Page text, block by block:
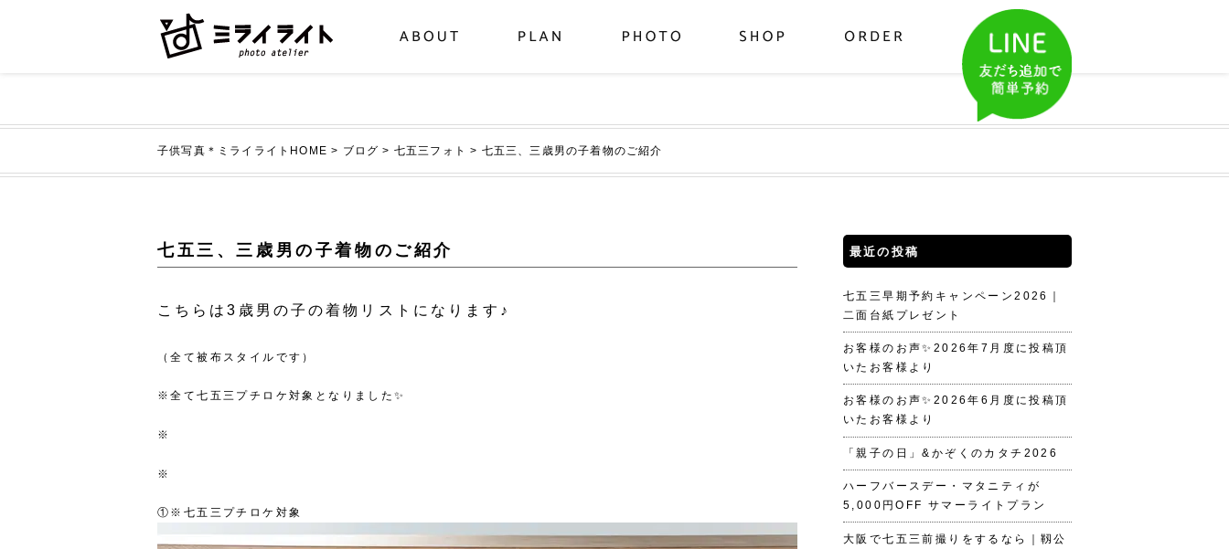
子供写真＊ミライライトHOME > ブログ > 七五三フォト > 七五三、三歳男の子着物のご紹介
七五三、三歳男の子着物のご紹介
こちらは3歳男の子の着物リストになります♪
（全て被布スタイルです）
※全て七五三プチロケ対象となりました✨
※
※
①※七五三プチロケ対象
最近の投稿
七五三早期予約キャンペーン2026｜
二面台紙プレゼント
お客様のお声✨2026年7月度に投稿頂
いたお客様より
お客様のお声✨2026年6月度に投稿頂
いたお客様より
「親子の日」&かぞくのカタチ2026
ハーフバースデー・マタニティが
5,000円OFF サマーライトプラン
大阪で七五三前撮りをするなら｜靱公